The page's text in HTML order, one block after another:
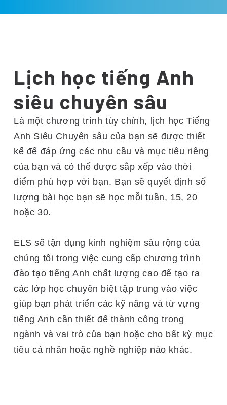
Lịch học tiếng Anh
siêu chuyên sâu
Là một chương trình tùy chỉnh, lịch học Tiếng
Anh Siêu Chuyên sâu của bạn sẽ được thiết
kế để đáp ứng các nhu cầu và mục tiêu riêng
của bạn và có thể được sắp xếp vào thời
điểm phù hợp với bạn. Bạn sẽ quyết định số
lượng bài học bạn sẽ học mỗi tuần, 15, 20
hoặc 30.
ELS sẽ tận dụng kinh nghiệm sâu rộng của
chúng tôi trong việc cung cấp chương trình
đào tạo tiếng Anh chất lượng cao để tạo ra
các lớp học chuyên biệt tập trung vào việc
giúp bạn phát triển các kỹ năng và từ vựng
tiếng Anh cần thiết để thành công trong
ngành và vai trò của bạn hoặc cho bất kỳ mục
tiêu cá nhân hoặc nghề nghiệp nào khác.